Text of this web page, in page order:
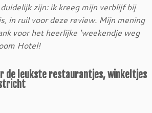
zijn: ik kreeg mijn verblijf bij
in ruil voor deze review. Mijn mening
voor het heerlijke ‘weekendje weg
Hotel!
de leukste restaurantjes, winkeltjes